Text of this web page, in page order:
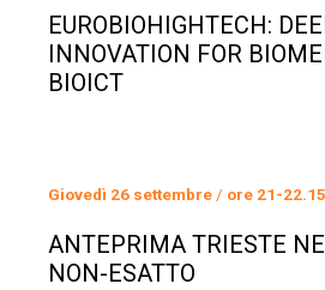
EUROBIOHIGHTECH:
INNOVATION FOR
BIOICT
Giovedì 26 settembre / ore 21-22.15
ANTEPRIMA TRIESTE
NON-ESATTO